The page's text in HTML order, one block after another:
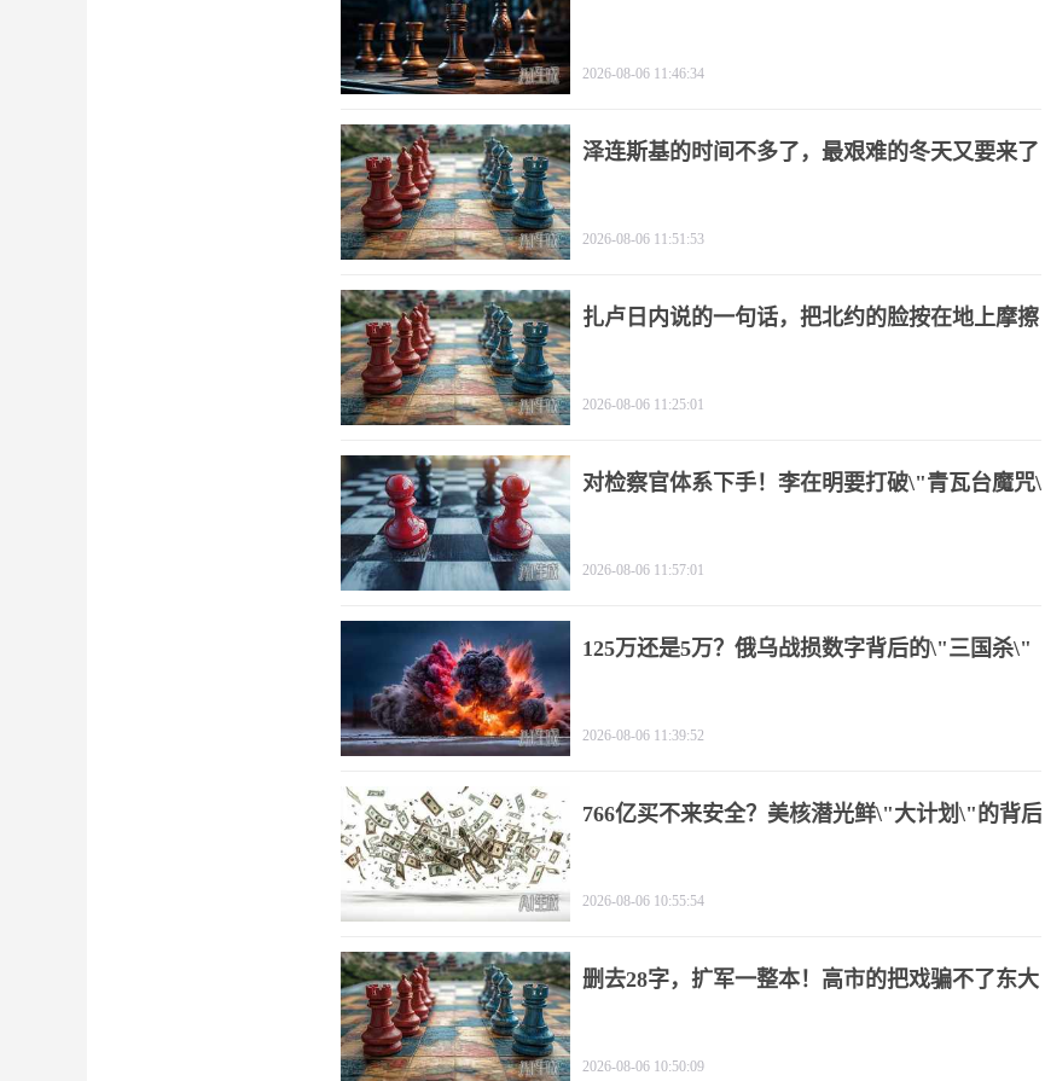
2026-08-06 11:46:34
泽连斯基的时间不多了，最艰难的冬天又要来了
2026-08-06 11:51:53
扎卢日内说的一句话，把北约的脸按在地上摩擦
2026-08-06 11:25:01
对检察官体系下手！李在明要打破\"青瓦台魔咒\"
2026-08-06 11:57:01
125万还是5万？俄乌战损数字背后的\"三国杀\"
2026-08-06 11:39:52
766亿买不来安全？美核潜光鲜\"大计划\"的背后
2026-08-06 10:55:54
删去28字，扩军一整本！高市的把戏骗不了东大
2026-08-06 10:50:09